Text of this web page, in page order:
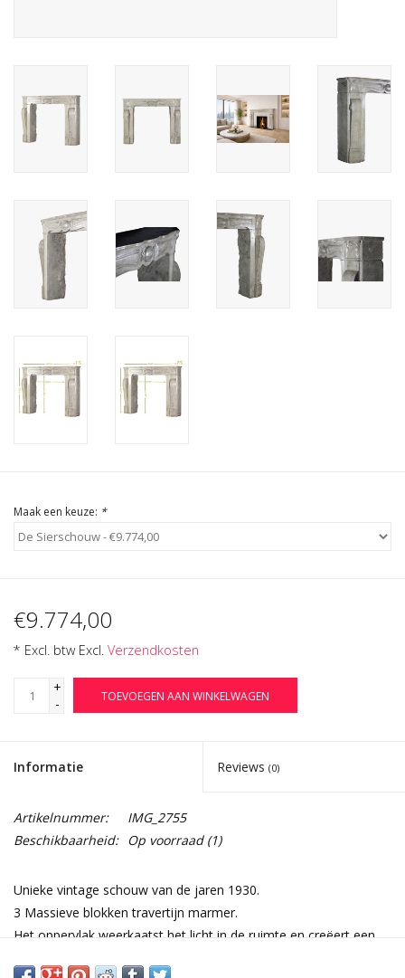
AI-Ready Database
Login
Maak een keuze: *
€9.774,00
* Excl. btw Excl. Verzendkosten
+
-
TOEVOEGEN AAN WINKELWAGEN
Informatie Reviews (0)
Artikelnummer:
IMG_2755
Beschikbaarheid: Op voorraad(1)
Unieke vintage schouw van de jaren 1930.
3 Massieve blokken travertijn marmer.
Het oppervlak weerkaatst het licht in de ruimte en creëert een